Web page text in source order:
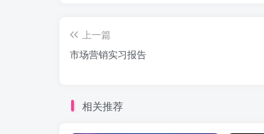
上一篇
市场营销实习报告
相关推荐